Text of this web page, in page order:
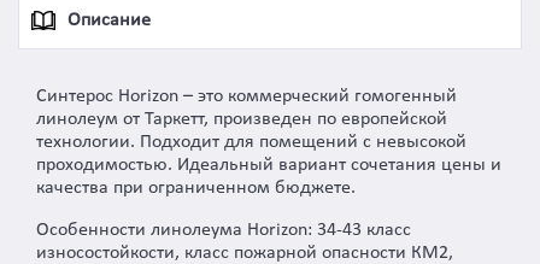
Описание
Синтерос Horizon – это коммерческий гомогенный
линолеум от Таркетт, произведен по европейской
технологии. Подходит для помещений с невысокой
проходимостью. Идеальный вариант сочетания цены и
качества при ограниченном бюджете.
Особенности линолеума Horizon: 34-43 класс
износостойкости, класс пожарной опасности КМ2,